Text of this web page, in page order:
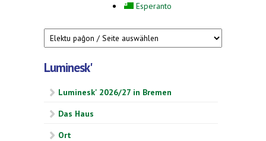
Esperanto
Luminesk'
Luminesk' 2026/27 in Bremen
Das Haus
Ort